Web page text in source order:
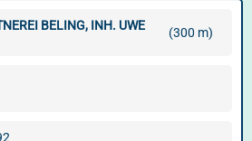
BELING, INH. UWE
(300 m)